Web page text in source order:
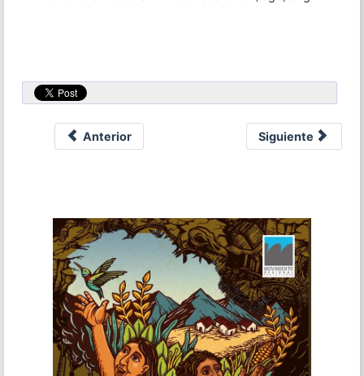
Anterior Siguiente